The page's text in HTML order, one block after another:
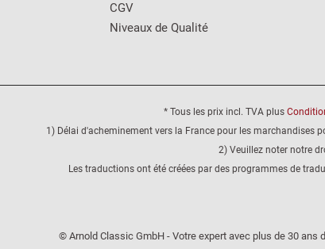
CGV
Niveaux de Qualité
* Tous les prix incl. TVA plus
1) Délai d'acheminement vers la France pour les marchandises
2) Veuillez noter notre
Les traductions ont été créées par des programmes de
© Arnold Classic GmbH - Votre expert avec plus de 30